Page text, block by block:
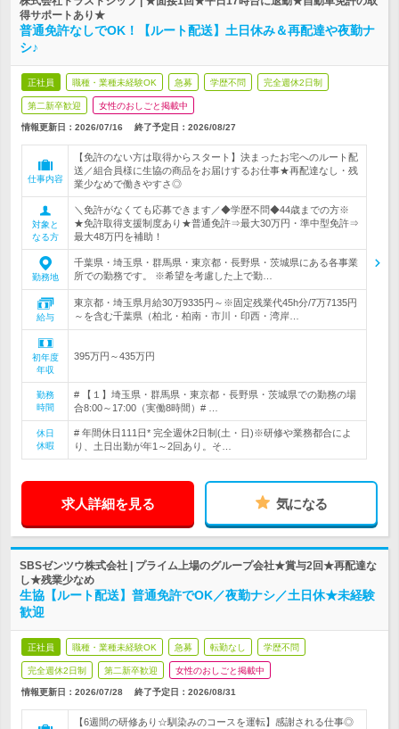
得サポートあり★
普通免許なしでOK！【ルート配送】土日休み＆再配達や夜勤ナ
シ♪
正社員 職種・業種未経験OK 急募 学歴不問 完全週休2日制
第二新卒歓迎 女性のおしごと掲載中
情報更新日：2026/07/16 終了予定日： 2026/08/27
仕事内容
【免許のない方は取得からスタート】決まったお宅へのルート配
送／組合員様に生協の商品をお届けするお仕事★再配達なし・残
業少なめで働きやすさ◎
対象と
なる方
＼免許がなくても応募できます／◆学歴不問◆44歳までの方※
★免許取得支援制度あり★普通免許⇒最大30万円・準中型免許⇒
最大48万円を補助！
勤務地
千葉県・埼玉県・群馬県・東京都・長野県・茨城県にある各事業
所での勤務です。 ※希望を考慮した上で勤…
給与
東京都・埼玉県月給30万9335円～※固定残業代45h分/7万7135円
～を含む千葉県（柏北・柏南・市川・印西・湾岸…
初年度
年収
395万円～435万円
勤務
時間
# 【１】埼玉県・群馬県・東京都・長野県・茨城県での勤務の場
合8:00～17:00（実働8時間）# …
休日
休暇
# 年間休日111日* 完全週休2日制(土・日)※研修や業務都合によ
り、土日出勤が年1～2回あり。そ…
求人詳細を見る 気になる
SBSゼンツウ株式会社 | プライム上場のグループ会社★賞与2回★再配達な
し★残業少なめ
生協【ルート配送】普通免許でOK／夜勤ナシ／土日休★未経験
歓迎
正社員 職種・業種未経験OK 急募 転勤なし 学歴不問
完全週休2日制 第二新卒歓迎 女性のおしごと掲載中
情報更新日：2026/07/28 終了予定日： 2026/08/31
【6週間の研修あり☆馴染みのコースを運転】感謝される仕事◎